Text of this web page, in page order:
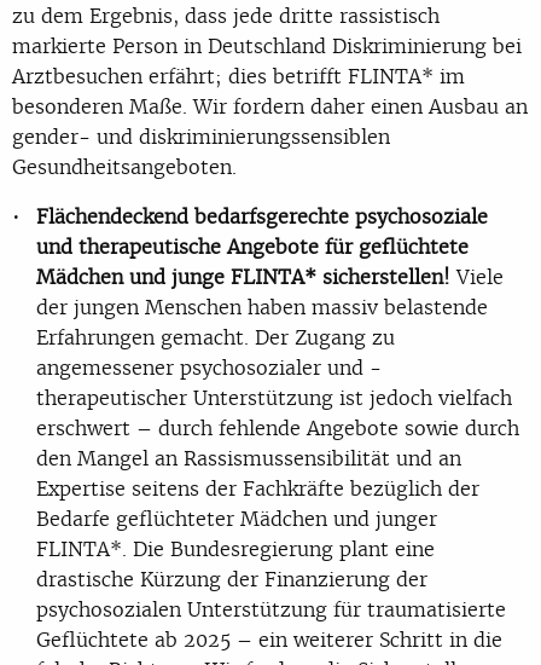
zu dem Ergebnis, dass jede dritte rassistisch
markierte Person in Deutschland Diskriminierung bei
Arztbesuchen erfährt; dies betrifft FLINTA* im
besonderen Maße. Wir fordern daher einen Ausbau an
gender- und diskriminierungssensiblen
Gesundheitsangeboten.
Flächendeckend bedarfsgerechte psychosoziale
und therapeutische Angebote für geflüchtete
Mädchen und junge FLINTA* sicherstellen! Viele
der jungen Menschen haben massiv belastende
Erfahrungen gemacht. Der Zugang zu
angemessener psychosozialer und -
therapeutischer Unterstützung ist jedoch vielfach
erschwert – durch fehlende Angebote sowie durch
den Mangel an Rassismussensibilität und an
Expertise seitens der Fachkräfte bezüglich der
Bedarfe geflüchteter Mädchen und junger
FLINTA*. Die Bundesregierung plant eine
drastische Kürzung der Finanzierung der
psychosozialen Unterstützung für traumatisierte
Geflüchtete ab 2025 – ein weiterer Schritt in die